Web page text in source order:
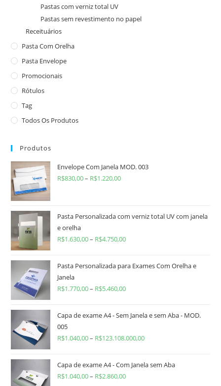
Pastas com verniz total UV
Pastas sem revestimento no papel
Receituários
Pasta Com Orelha
Pasta Envelope
Promocionais
Rótulos
Tag
Todos Os Produtos
Produtos
Envelope Com Janela MOD. 003
R$830,00– R$1.220,00
Pasta Personalizada com verniz total UV com janela
e orelha
R$1.630,00– R$4.750,00
Pasta Personalizada para Exames Com Orelha e
Janela
R$1.770,00– R$5.460,00
Capa de exame A4 - Sem Janela e sem Aba - MOD.
005
R$1.040,00– R$123.108.000,00
Capa de exame A4 - Com Janela sem Aba
R$1.040,00– R$2.860,00